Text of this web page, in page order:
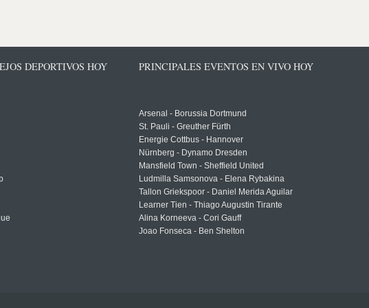
DEPORTIVOS HOY PRINCIPALES EVENTOS EN VIVO HOY
Arsenal - Borussia Dortmund
St. Pauli - Greuther Fürth
Energie Cottbus - Hannover
Nürnberg - Dynamo Dresden
Mansfield Town - Sheffield United
Ludmilla Samsonova - Elena Rybakina
Tallon Griekspoor - Daniel Merida Aguilar
Learner Tien - Thiago Augustin Tirante
Alina Korneeva - Cori Gauff
Joao Fonseca - Ben Shelton